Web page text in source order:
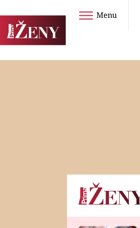
Menu
Horoskopy